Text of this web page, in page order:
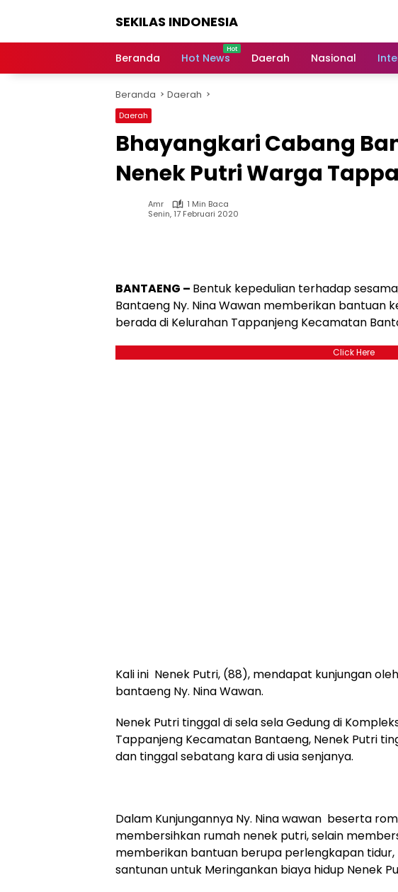
SEKILAS INDONESIA
Terkini,
Latest
World,
Headlines,
News
Beranda Hot News Daerah Nasional
Beranda Daerah
Daerah
Bhayangkari Cabang
Nenek Putri Warga
Amr
1 Min Baca
Senin, 17 Februari 2020
BANTAENG – Bentuk kepedulian terhadap
Bantaeng Ny. Nina Wawan memberikan bantuan
berada di Kelurahan Tappanjeng Kecamatan
Click Here
Kali ini Nenek Putri, (88), mendapat kunjungan
bantaeng Ny. Nina Wawan.
Nenek Putri tinggal di sela sela Gedung di
Tappanjeng Kecamatan Bantaeng, Nenek Putri
dan tinggal sebatang kara di usia senjanya.
Dalam Kunjungannya Ny. Nina wawan beserta
membersihkan rumah nenek putri, selain
memberikan bantuan berupa perlengkapan
santunan untuk Meringankan biaya hidup Nenek